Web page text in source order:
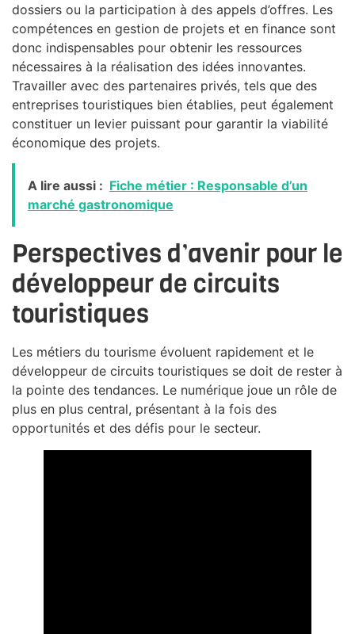
dossiers ou la participation à des appels d’offres. Les
compétences en gestion de projets et en finance sont
donc indispensables pour obtenir les ressources
nécessaires à la réalisation des idées innovantes.
Travailler avec des partenaires privés, tels que des
entreprises touristiques bien établies, peut également
constituer un levier puissant pour garantir la viabilité
économique des projets.
A lire aussi : Fiche métier : Responsable d’un
marché gastronomique
Perspectives d’avenir pour le
développeur de circuits
touristiques
Les métiers du tourisme évoluent rapidement et le
développeur de circuits touristiques se doit de rester à
la pointe des tendances. Le numérique joue un rôle de
plus en plus central, présentant à la fois des
opportunités et des défis pour le secteur.